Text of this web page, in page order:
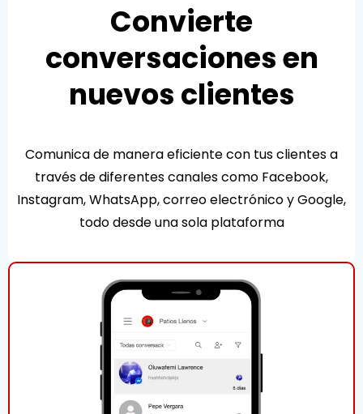
Convierte
conversaciones en
nuevos clientes
Comunica de manera eficiente con tus clientes a
través de diferentes canales como Facebook,
Instagram, WhatsApp, correo electrónico y Google,
todo desde una sola plataforma